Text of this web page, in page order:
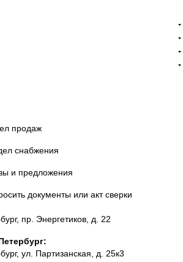
продаж
снабжения
и предложения
документы или акт сверки
пр. Энергетиков, д. 22
ул. Партизанская, д. 25к3